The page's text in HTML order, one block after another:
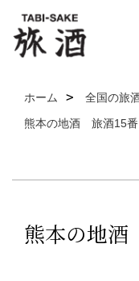
ホーム
全国の旅
熊本の地酒 旅酒15
熊本の地